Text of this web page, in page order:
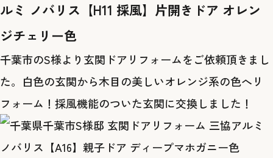
ルミ ノバリス【H11 採風】片開きドア オレン
ジチェリー色
千葉市のS様より玄関ドアリフォームをご依頼頂きまし
た。白色の玄関から木目の美しいオレンジ系の色へリ
フォーム！採風機能のついた玄関に交換しました！